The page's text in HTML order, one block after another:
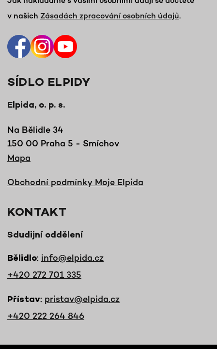
v našich Zásadách zpracování osobních údajů.
SÍDLO ELPIDY
Elpida, o. p. s.
Na Bělidle 34
150 00 Praha 5 - Smíchov
Mapa
Obchodní podmínky Moje Elpida
KONTAKT
Sdudijní oddělení
Bělidlo: info@elpida.cz
+420 272 701 335
Přístav: pristav@elpida.cz
+420 222 264 846